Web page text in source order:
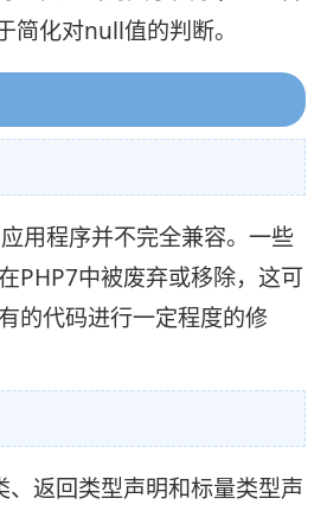
简化对null值的判断。
用程序并不完全兼容。一些
PHP7中被废弃或移除，这可
的代码进行一定程度的修
、返回类型声明和标量类型声